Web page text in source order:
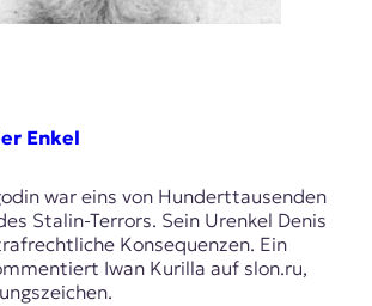
Enkel
war eins von Hunderttausenden
Stalin-Terrors. Sein Urenkel Denis
Konsequenzen. Ein
Iwan Kurilla auf slon.ru,